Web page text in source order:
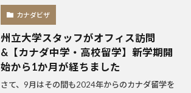
カナダビザ
州立大学スタッフがオフィス訪問
&【カナダ中学・高校留学】新学期開
始から1か月が経ちました
さて、9月はその間も2024年からのカナダ留学を